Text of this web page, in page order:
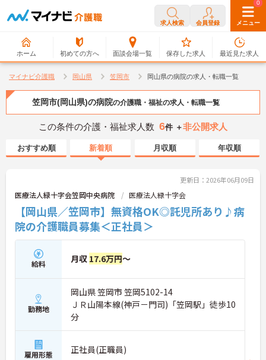
求人検索 会員登録 メニュー
ホーム 初めての方へ 面談会場一覧
0
保存した求人
0
最近見た求人
マイナビ介護職 岡山県 笠岡市 岡山県の病院の求人・転職一覧
笠岡市(岡山県)の病院の介護職・福祉の求人・転職一覧
この条件の介護・福祉求人数 6件 ＋非公開求人
おすすめ順 新着順 月収順 年収順
更新日：2026年06月09日
医療法人緑十字会笠岡中央病院 医療法人緑十字会
【岡山県／笠岡市】無資格OK◎託児所あり♪病
院の介護職員募集＜正社員＞
給料 月収 17.6万円～
勤務地
岡山県 笠岡市 笠岡5102-14
ＪＲ山陽本線(神戸－門司)「笠岡駅」徒歩10
分
雇用形態 正社員(正職員)